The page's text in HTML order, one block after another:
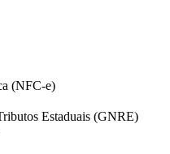
(NFC-e)
Estaduais (GNRE)